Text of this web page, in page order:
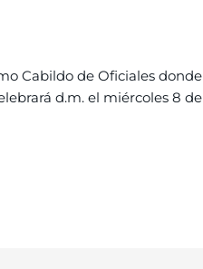
Cabildo de Oficiales donde
d.m. el miércoles 8 de